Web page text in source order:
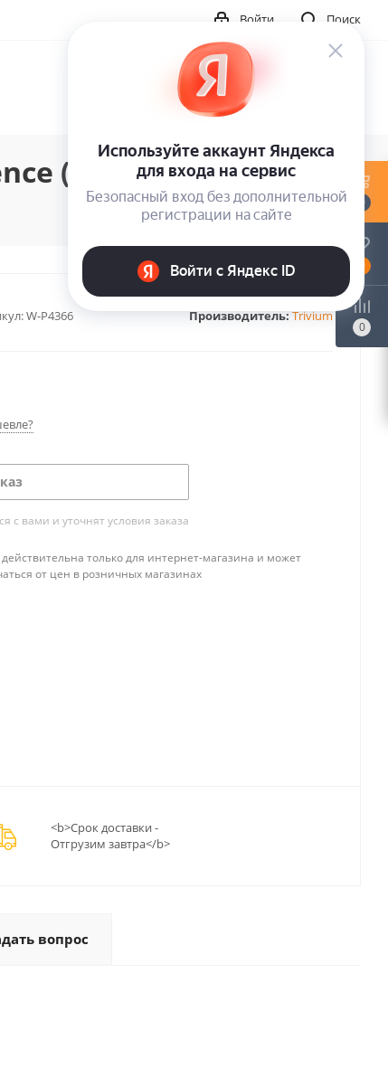
Поиск
Войти
(2LP)
W-P4366 Производитель:Trivium
с вами и уточнят условия заказа
только для интернет-магазина и может
от цен в розничных магазинах
<b>Срок доставки -
Отгрузим завтра</b>
вопрос
0
0
0